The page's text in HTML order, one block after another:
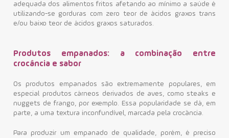
adequada dos alimentos fritos afetando ao mínimo a saúde é
utilizando-se gorduras com zero teor de ácidos graxos trans
e/ou baixo teor de ácidos graxos saturados.
Produtos empanados: a combinação entre
crocância e sabor
Os produtos empanados são extremamente populares, em
especial produtos cárneos derivados de aves, como steaks e
nuggets de frango, por exemplo. Essa popularidade se dá, em
parte, a uma textura inconfundível, marcada pela crocância.
Para produzir um empanado de qualidade, porém, é preciso